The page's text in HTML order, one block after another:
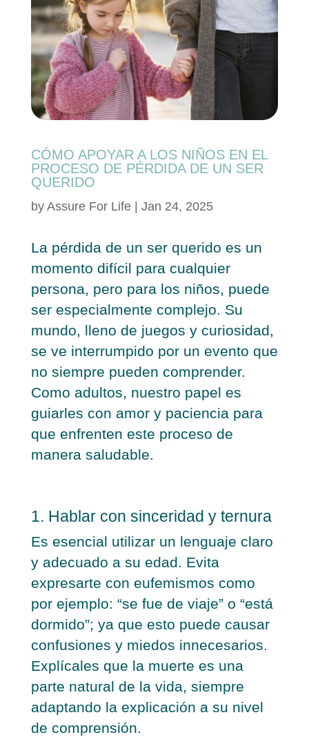
CÓMO APOYAR A LOS NIÑOS EN EL
PROCESO DE PÉRDIDA DE UN SER
QUERIDO
by Assure For Life| Jan 24, 2025
La pérdida de un ser querido es un
momento difícil para cualquier
persona, pero para los niños, puede
ser especialmente complejo. Su
mundo, lleno de juegos y curiosidad,
se ve interrumpido por un evento que
no siempre pueden comprender.
Como adultos, nuestro papel es
guiarles con amor y paciencia para
que enfrenten este proceso de
manera saludable.
1. Hablar con sinceridad y ternura
Es esencial utilizar un lenguaje claro
y adecuado a su edad. Evita
expresarte con eufemismos como
por ejemplo: “se fue de viaje” o “está
dormido”; ya que esto puede causar
confusiones y miedos innecesarios.
Explícales que la muerte es una
parte natural de la vida, siempre
adaptando la explicación a su nivel
de comprensión.